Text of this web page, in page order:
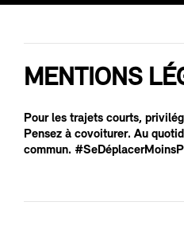
MENTIONS
Pour les trajets courts,
Pensez à covoiturer. Au
commun.